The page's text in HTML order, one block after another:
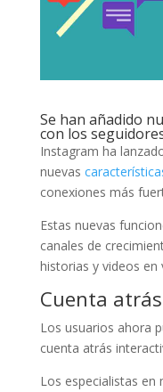
Se han añadido
con los
Instagram ha
nuevas
conexiones más
Estas nuevas
canales de
historias y videos en
Cuenta
Los usuarios ahora
cuenta atrás
Los especialistas en